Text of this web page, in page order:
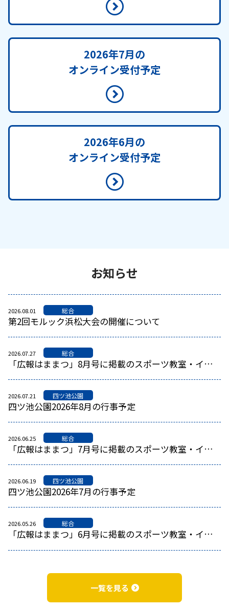
2026年7月の
オンライン受付予定
2026年6月の
オンライン受付予定
お知らせ
2026.08.01 総合
第2回モルック浜松大会の開催について
2026.07.27 総合
「広報はままつ」8月号に掲載のスポーツ教室・イベント
2026.07.21 四ツ池公園
四ツ池公園2026年8月の行事予定
2026.06.25 総合
「広報はままつ」7月号に掲載のスポーツ教室・イベント
2026.06.19 四ツ池公園
四ツ池公園2026年7月の行事予定
2026.05.26 総合
「広報はままつ」6月号に掲載のスポーツ教室・イベント
一覧を見る